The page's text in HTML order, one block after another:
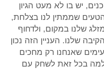
יש בו לא מעט הגיון
שממתין לנו בצלחת,
שלנו במקום, ולדחוף
שלנו. העניין הזה נכון
שאנחנו רק מחכים
למה בכל זאת לשחק עם